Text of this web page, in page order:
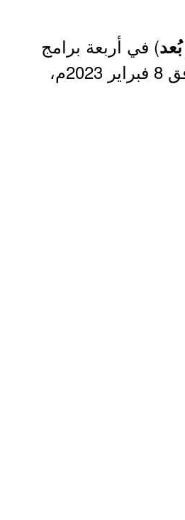
) في أربعة برامج
مرخصة من المركز الوطني للتعليم الإلكتروني، بدايةً من يوم الأربعاء الموافق 8 فبراير 2023م،